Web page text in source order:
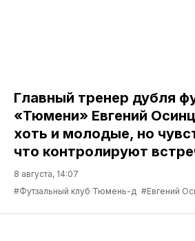
Главный тренер дубля
«Тюмени» Евгений
хоть и молодые, но
что контролируют
8 августа, 14:07
#Футзальный клуб Тюмень-д #Евгений